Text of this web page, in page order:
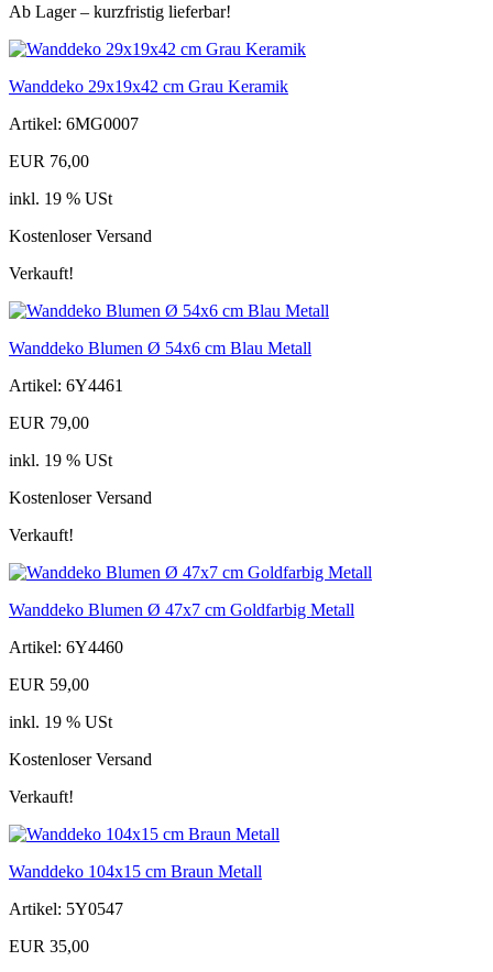
Ab Lager – kurzfristig lieferbar!
Wanddeko 29x19x42 cm Grau Keramik
Artikel: 6MG0007
EUR 76,00
inkl. 19 % USt
Kostenloser Versand
Verkauft!
Wanddeko Blumen Ø 54x6 cm Blau Metall
Artikel: 6Y4461
EUR 79,00
inkl. 19 % USt
Kostenloser Versand
Verkauft!
Wanddeko Blumen Ø 47x7 cm Goldfarbig Metall
Artikel: 6Y4460
EUR 59,00
inkl. 19 % USt
Kostenloser Versand
Verkauft!
Wanddeko 104x15 cm Braun Metall
Artikel: 5Y0547
EUR 35,00